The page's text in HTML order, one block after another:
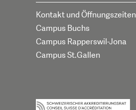
Kontakt und Öffnungszeiten
Campus Buchs
Campus Rapperswil-Jona
Campus St.Gallen